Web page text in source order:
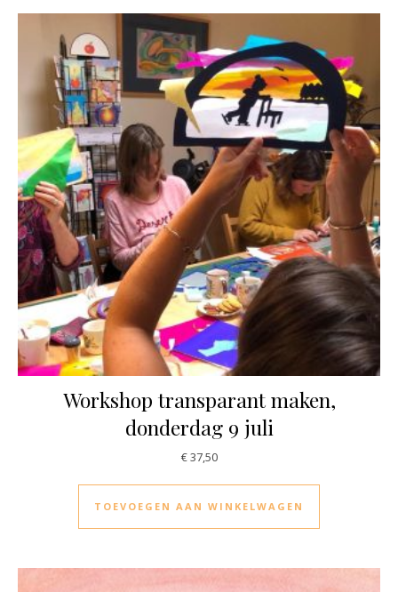
Workshop transparant maken,
donderdag 9 juli
€37,50
TOEVOEGEN AAN WINKELWAGEN